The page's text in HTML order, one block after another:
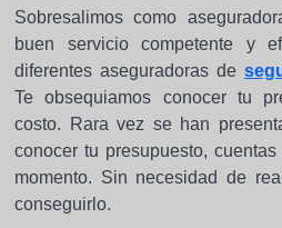
Sobresalimos como
buen servicio competente y
diferentes aseguradoras de
Te obsequiamos conocer tu
costo. Rara vez se han
conocer tu presupuesto,
momento. Sin necesidad de
conseguirlo.